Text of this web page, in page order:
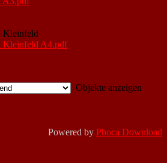
Kleinfeld
Kleinfeld A4.pdf
Objekte anzeigen
Powered by Phoca Download